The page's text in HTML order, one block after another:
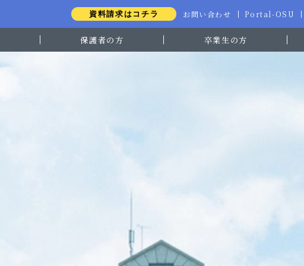
資料請求はコチラ お問い合わせ Portal-OSU
保護者の方 卒業生の方